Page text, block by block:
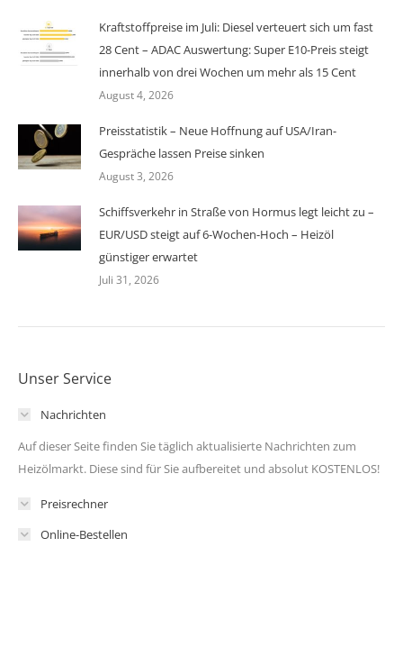
Kraftstoffpreise im Juli: Diesel verteuert sich um fast
28 Cent – ADAC Auswertung: Super E10-Preis steigt
innerhalb von drei Wochen um mehr als 15 Cent
August 4, 2026
Preisstatistik – Neue Hoffnung auf USA/Iran-
Gespräche lassen Preise sinken
August 3, 2026
Schiffsverkehr in Straße von Hormus legt leicht zu –
EUR/USD steigt auf 6-Wochen-Hoch – Heizöl
günstiger erwartet
Juli 31, 2026
Unser Service
Nachrichten
Auf dieser Seite finden Sie täglich aktualisierte Nachrichten zum
Heizölmarkt. Diese sind für Sie aufbereitet und absolut KOSTENLOS!
Preisrechner
Online-Bestellen